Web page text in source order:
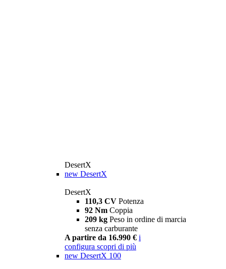
DesertX
new DesertX
DesertX
110,3 CV Potenza
92 Nm Coppia
209 kg Peso in ordine di marcia
senza carburante
A partire da 16.990 € i
configura scopri di più
new DesertX 100